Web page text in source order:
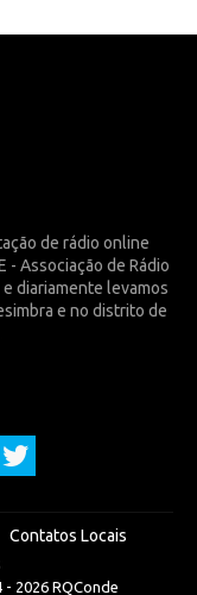
de rádio online
- Associação de Rádio
diariamente levamos
e no distrito de
Contatos Locais
- 2026RQConde